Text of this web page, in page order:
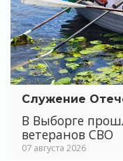
Служение
В Выборге
ветеранов СВО
07 августа 2026